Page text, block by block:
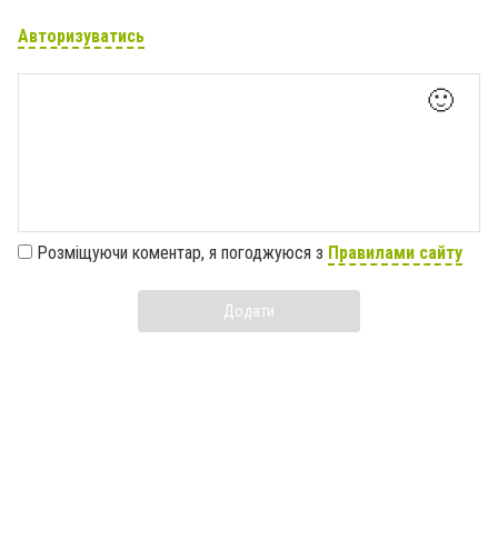
Авторизуватись
🙂
Розміщуючи коментар, я погоджуюся з Правилами сайту
Додати